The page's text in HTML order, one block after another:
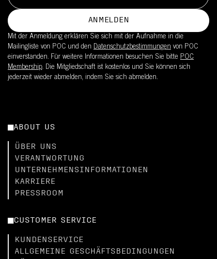
ANMELDEN
Mit der Anmeldung erklären Sie sich mit der Aufnahme in die
Mailingliste von POC und den Datenschutzbestimmungen von POC
einverstanden. Für weitere Informationen besuchen Sie bitte POC
Membership. Die Mitgliedschaft ist kostenlos und Sie können sich
jederzeit wieder abmelden, indem Sie sich abmelden.
ABOUT US
ÜBER UNS
VERANTWORTUNG
UNTERNEHMENSINFORMATIONEN
KARRIERE
PRESSROOM
CUSTOMER SERVICE
KUNDENSERVICE
ALLGEMEINE GESCHÄFTSBEDINGUNGEN